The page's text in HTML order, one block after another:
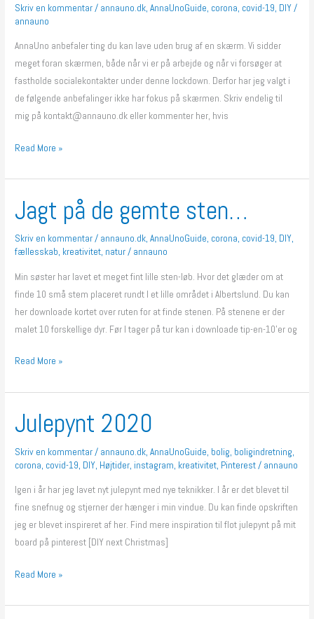
Skriv en kommentar/ annauno.dk,AnnaUnoGuide, corona, covid-19, DIY/
annauno
AnnaUno anbefaler ting du kan lave uden brug af en skærm. Vi sidder
meget foran skærmen, både når vi er på arbejde og når vi forsøger at
fastholde socialekontakter under denne lockdown. Derfor har jeg valgt i
de følgende anbefalinger ikke har fokus på skærmen. Skriv endelig til
mig på kontakt@annauno.dk eller kommenter her, hvis
Read More »
Jagt på de gemte sten…
Skriv en kommentar/ annauno.dk,AnnaUnoGuide, corona, covid-19, DIY,
fællesskab, kreativitet, natur/ annauno
Min søster har lavet et meget fint lille sten-løb. Hvor det glæder om at
finde 10 små stem placeret rundt I et lille området i Albertslund. Du kan
her downloade kortet over ruten for at finde stenen. På stenene er der
malet 10 forskellige dyr. Før I tager på tur kan i downloade tip-en-10’er og
Jagt
på
de
gemte
sten…
Read More »
Julepynt 2020
Skriv en kommentar/ annauno.dk,AnnaUnoGuide, bolig, boligindretning,
corona, covid-19, DIY, Højtider, instagram, kreativitet, Pinterest/ annauno
Igen i år har jeg lavet nyt julepynt med nye teknikker. I år er det blevet til
fine snefnug og stjerner der hænger i min vindue. Du kan finde opskriften
jeg er blevet inspireret af her. Find mere inspiration til flot julepynt på mit
board på pinterest [DIY next Christmas]
Julepynt
2020
Read More »